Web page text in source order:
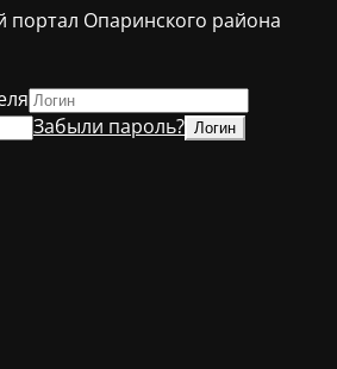
Опаринского района
Забыли пароль?